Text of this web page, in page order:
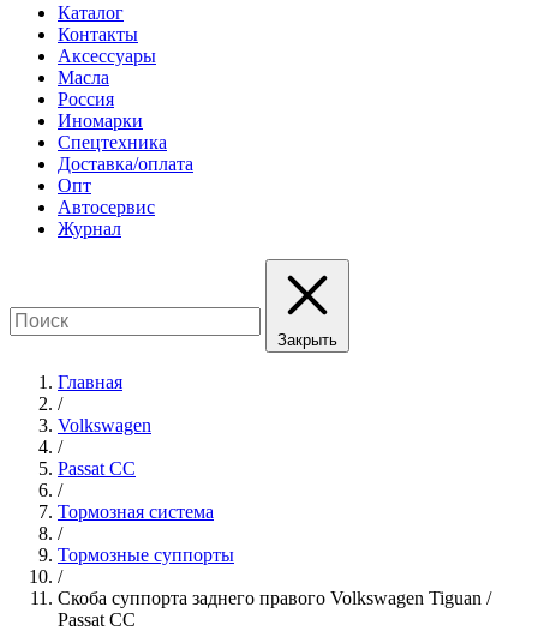
Каталог
Контакты
Аксессуары
Масла
Россия
Иномарки
Спецтехника
Доставка/оплата
Опт
Автосервис
Журнал
Закрыть
Главная
/
Volkswagen
/
Passat CC
/
Тормозная система
/
Тормозные суппорты
/
Скоба суппорта заднего правого Volkswagen Tiguan /
Passat CC